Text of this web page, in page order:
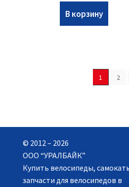
В корзину
1 2
© 2012 – 2026
ООО “УРАЛБАЙК”
Купить велосипеды,
запчасти для велосипедов в